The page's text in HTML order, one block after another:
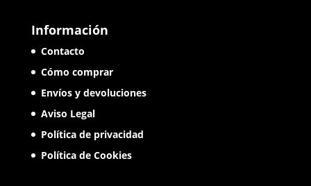
Información
Contacto
Cómo comprar
Envíos y devoluciones
Aviso Legal
Política de privacidad
Política de Cookies